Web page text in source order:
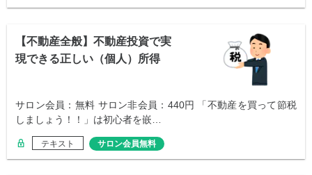
【不動産全般】不動産投資で実
現できる正しい（個人）所得
サロン会員：無料 サロン非会員：440円 「不動産を買って節税
しましょう！！」は初心者を嵌…
テキスト サロン会員無料